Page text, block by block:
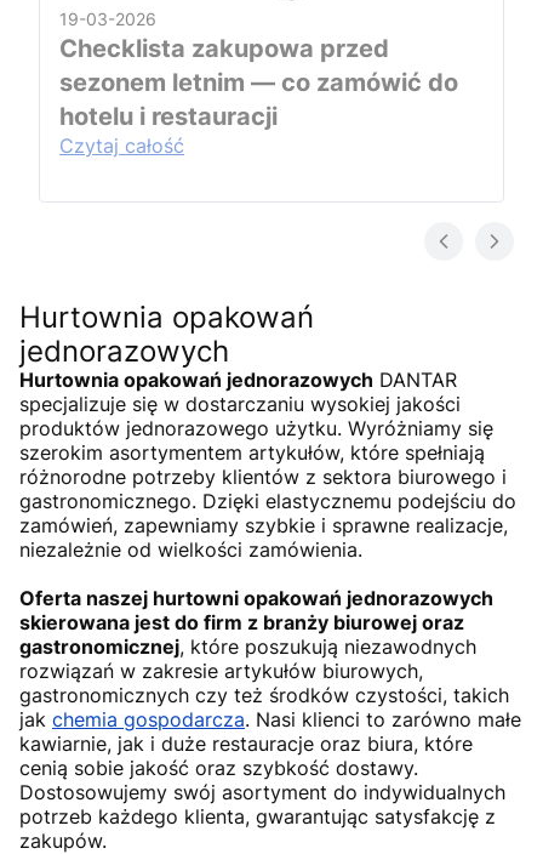
19-03-2026
Checklista zakupowa przed
sezonem letnim — co zamówić do
hotelu i restauracji
Czytaj całość
Hurtownia opakowań
jednorazowych
Hurtownia opakowań jednorazowych DANTAR
specjalizuje się w dostarczaniu wysokiej jakości
produktów jednorazowego użytku. Wyróżniamy się
szerokim asortymentem artykułów, które spełniają
różnorodne potrzeby klientów z sektora biurowego i
gastronomicznego. Dzięki elastycznemu podejściu do
zamówień, zapewniamy szybkie i sprawne realizacje,
niezależnie od wielkości zamówienia.
Oferta naszej hurtowni opakowań jednorazowych
skierowana jest do firm z branży biurowej oraz
gastronomicznej, które poszukują niezawodnych
rozwiązań w zakresie artykułów biurowych,
gastronomicznych czy też środków czystości, takich
jak chemia gospodarcza. Nasi klienci to zarówno małe
kawiarnie, jak i duże restauracje oraz biura, które
cenią sobie jakość oraz szybkość dostawy.
Dostosowujemy swój asortyment do indywidualnych
potrzeb każdego klienta, gwarantując satysfakcję z
zakupów.